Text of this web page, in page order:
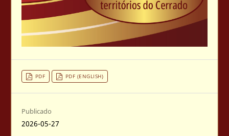
PDF PDF (ENGLISH)
Publicado
2026-05-27